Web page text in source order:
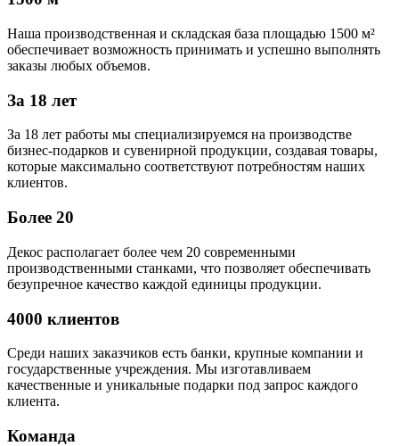
Наша производственная и складская база площадью 1500 м²
обеспечивает возможность принимать и успешно выполнять
заказы любых объемов.
За 18 лет
За 18 лет работы мы специализируемся на производстве
бизнес-подарков и сувенирной продукции, создавая товары,
которые максимально соответствуют потребностям наших
клиентов.
Более 20
Декос располагает более чем 20 современными
производственными станками, что позволяет обеспечивать
безупречное качество каждой единицы продукции.
4000 клиентов
Среди наших заказчиков есть банки, крупные компании и
государственные учреждения. Мы изготавливаем
качественные и уникальные подарки под запрос каждого
клиента.
Команда